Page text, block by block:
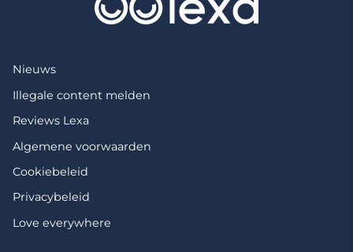
Nieuws
Illegale content melden
Reviews Lexa
Algemene voorwaarden
Cookiebeleid
Privacybeleid
Love everywhere